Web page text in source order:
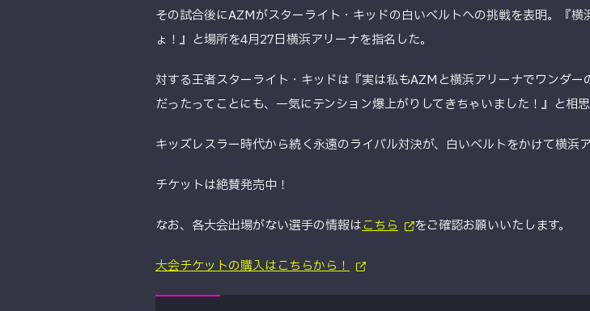
その試合後にAZMがスターライト・キッドの白いベルトへの挑戦を表明。『
ょ！』と場所を4月27日横浜アリーナを指名した。
対する王者スターライト・キッドは『実は私もAZMと横浜アリーナでワンダ
だったってことにも、一気にテンション爆上がりしてきちゃいました！』と相
キッズレスラー時代から続く永遠のライバル対決が、白いベルトをかけて横浜
チケットは絶賛発売中！
なお、各大会出場がない選手の情報はこちら をご確認お願いいたします。
大会チケットの購入はこちらから！